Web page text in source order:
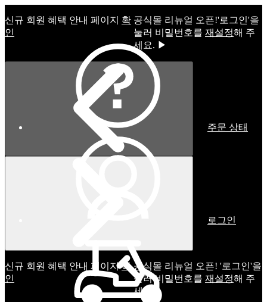
신규 회원 혜택 안내 페이지 확
인
공식몰 리뉴얼 오픈!ㅤ'로그인'을
눌러 비밀번호를 재설정해 주
세요. ▶
신규 회원 혜택 안내 페이지확
인
공식몰 리뉴얼 오픈! '로그인'을
눌러 비밀번호를 재설정해 주
세요.
주문 상태
로그인